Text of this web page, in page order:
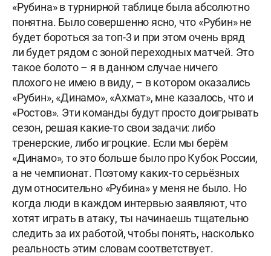
«Рубина» в турнирной таблице была абсолютно
понятна. Было совершенно ясно, что «Рубин» не
будет бороться за топ-3 и при этом очень вряд
ли будет рядом с зоной переходных матчей. Это
такое болото – я в данном случае ничего
плохого не имею в виду, – в котором оказались
«Рубин», «Динамо», «Ахмат», мне казалось, что и
«Ростов». Эти команды будут просто доигрывать
сезон, решая какие-то свои задачи: либо
тренерские, либо игроцкие. Если мы берём
«Динамо», то это больше было про Кубок России,
а не чемпионат. Поэтому каких-то серьёзных
дум относительно «Рубина» у меня не было. Но
когда люди в каждом интервью заявляют, что
хотят играть в атаку, ты начинаешь тщательно
следить за их работой, чтобы понять, насколько
реальность этим словам соответствует.